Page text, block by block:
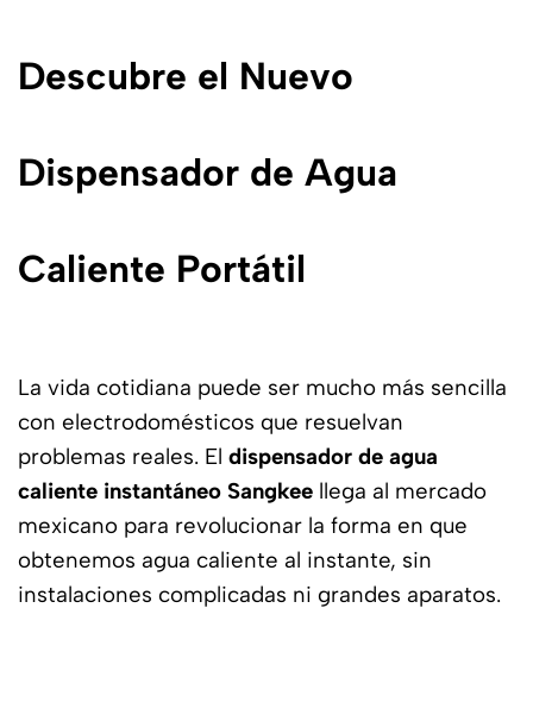
Descubre el Nuevo
Dispensador de Agua
Caliente Portátil
La vida cotidiana puede ser mucho más sencilla
con electrodomésticos que resuelvan
problemas reales. El dispensador de agua
caliente instantáneo Sangkee llega al mercado
mexicano para revolucionar la forma en que
obtenemos agua caliente al instante, sin
instalaciones complicadas ni grandes aparatos.